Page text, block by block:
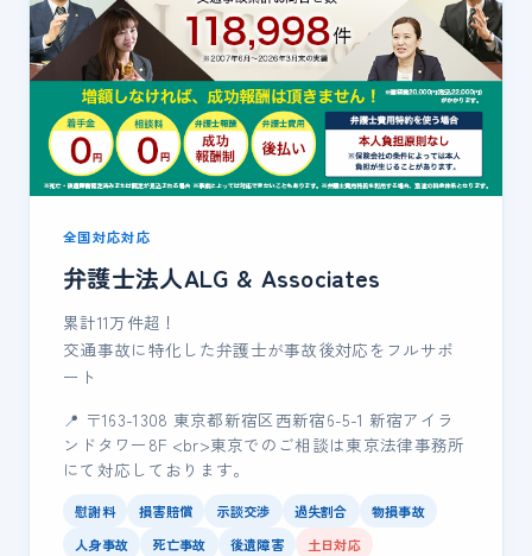
全国対応対応
弁護士法人ALG & Associates
累計11万件超！
交通事故に特化した弁護士が事故後対応をフルサポ
ート
📍 〒163-1308 東京都新宿区西新宿6-5-1 新宿アイラ
ンドタワー8F <br>東京でのご相談は東京法律事務所
にて対応しております。
慰謝料 損害賠償 示談交渉 過失割合
物損事故
人身事故
死亡事故 後遺障害 土日対応